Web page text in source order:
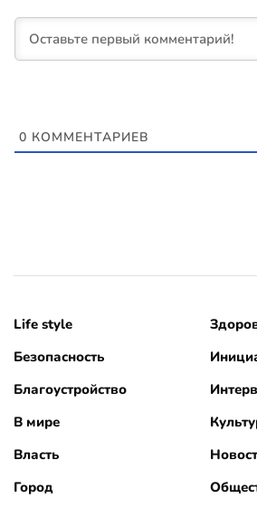
0 КОММЕНТАРИЕВ
Life style
Безопасность
Благоустройство
В мире
Власть
Город